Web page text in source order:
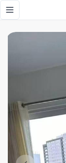
Toggle
Negocio de